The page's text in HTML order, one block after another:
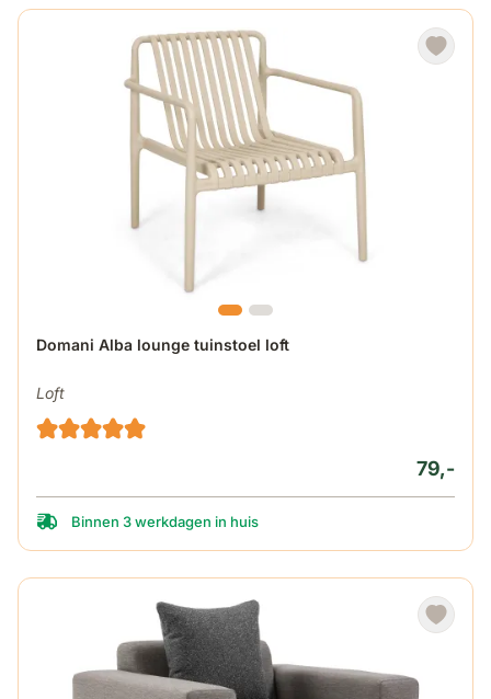
Domani Alba lounge tuinstoel loft
Loft
79,-
Binnen 3 werkdagen in huis